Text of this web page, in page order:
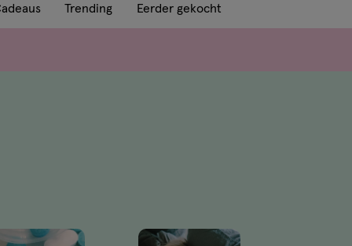
Trending Eerder gekocht